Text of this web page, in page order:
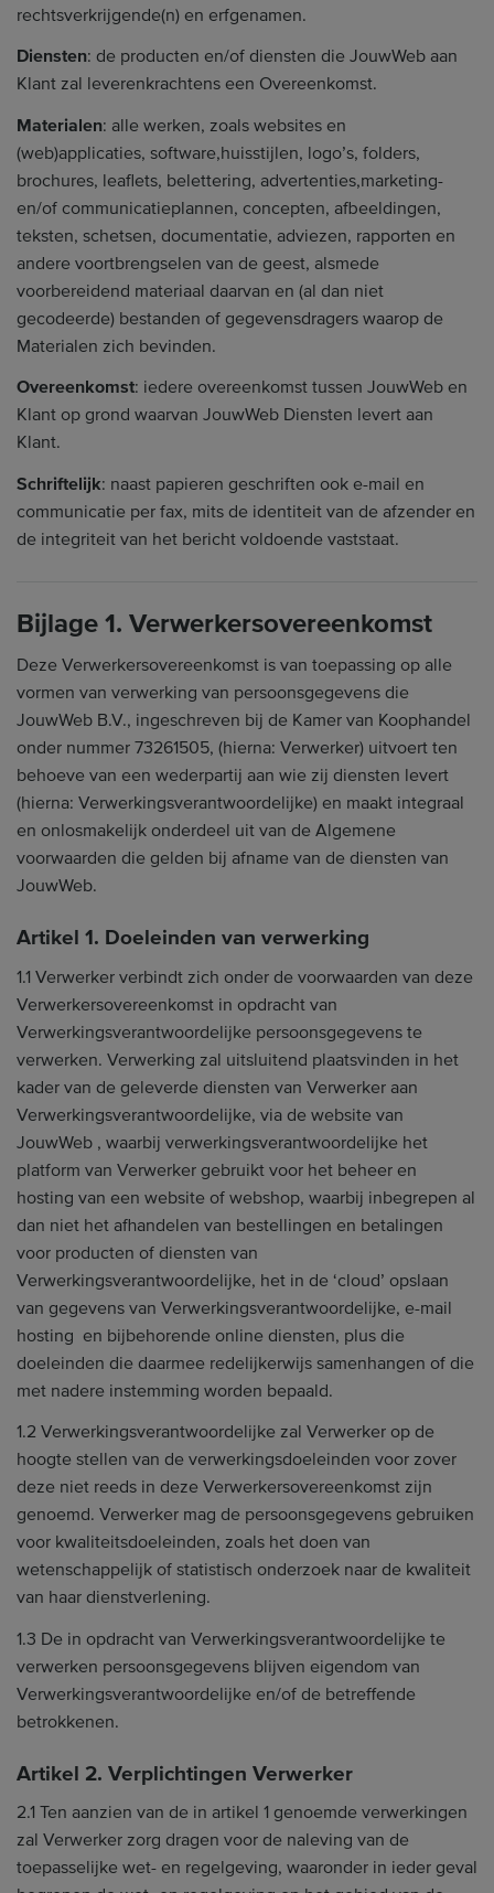
rechtsverkrijgende(n) en erfgenamen.
Diensten: de producten en/of diensten die JouwWeb aan
Klant zal leverenkrachtens een Overeenkomst.
Materialen: alle werken, zoals websites en
(web)applicaties, software,huisstijlen, logo’s, folders,
brochures, leaflets, belettering, advertenties,marketing-
en/of communicatieplannen, concepten, afbeeldingen,
teksten, schetsen, documentatie, adviezen, rapporten en
andere voortbrengselen van de geest, alsmede
voorbereidend materiaal daarvan en (al dan niet
gecodeerde) bestanden of gegevensdragers waarop de
Materialen zich bevinden.
Overeenkomst: iedere overeenkomst tussen JouwWeb en
Klant op grond waarvan JouwWeb Diensten levert aan
Klant.
Schriftelijk: naast papieren geschriften ook e-mail en
communicatie per fax, mits de identiteit van de afzender en
de integriteit van het bericht voldoende vaststaat.
Bijlage 1. Verwerkersovereenkomst
Deze Verwerkersovereenkomst is van toepassing op alle
vormen van verwerking van persoonsgegevens die
JouwWeb B.V., ingeschreven bij de Kamer van Koophandel
onder nummer 73261505, (hierna: Verwerker) uitvoert ten
behoeve van een wederpartij aan wie zij diensten levert
(hierna: Verwerkingsverantwoordelijke) en maakt integraal
en onlosmakelijk onderdeel uit van de Algemene
voorwaarden die gelden bij afname van de diensten van
JouwWeb.
Artikel 1. Doeleinden van verwerking
1.1 Verwerker verbindt zich onder de voorwaarden van deze
Verwerkersovereenkomst in opdracht van
Verwerkingsverantwoordelijke persoonsgegevens te
verwerken. Verwerking zal uitsluitend plaatsvinden in het
kader van de geleverde diensten van Verwerker aan
Verwerkingsverantwoordelijke, via de website van
JouwWeb , waarbij verwerkingsverantwoordelijke het
platform van Verwerker gebruikt voor het beheer en
hosting van een website of webshop, waarbij inbegrepen al
dan niet het afhandelen van bestellingen en betalingen
voor producten of diensten van
Verwerkingsverantwoordelijke, het in de ‘cloud’ opslaan
van gegevens van Verwerkingsverantwoordelijke, e-mail
hosting en bijbehorende online diensten, plus die
doeleinden die daarmee redelijkerwijs samenhangen of die
met nadere instemming worden bepaald.
1.2 Verwerkingsverantwoordelijke zal Verwerker op de
hoogte stellen van de verwerkingsdoeleinden voor zover
deze niet reeds in deze Verwerkersovereenkomst zijn
genoemd. Verwerker mag de persoonsgegevens gebruiken
voor kwaliteitsdoeleinden, zoals het doen van
wetenschappelijk of statistisch onderzoek naar de kwaliteit
van haar dienstverlening.
1.3 De in opdracht van Verwerkingsverantwoordelijke te
verwerken persoonsgegevens blijven eigendom van
Verwerkingsverantwoordelijke en/of de betreffende
betrokkenen.
Artikel 2. Verplichtingen Verwerker
2.1 Ten aanzien van de in artikel 1 genoemde verwerkingen
zal Verwerker zorg dragen voor de naleving van de
toepasselijke wet- en regelgeving, waaronder in ieder geval